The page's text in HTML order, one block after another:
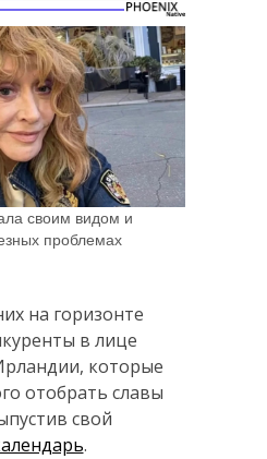
своим видом и
проблемах
на горизонте
в лице
которые
отобрать славы
свой
.